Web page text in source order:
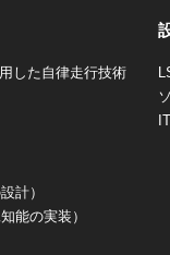
した自律走行技術
計）
能の実装）